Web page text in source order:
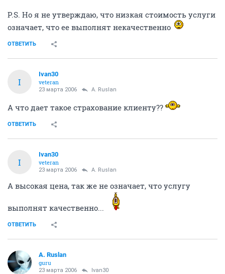
P.S. Но я не утверждаю, что низкая стоимость услуги
означает, что ее выполнят некачественно
ОТВЕТИТЬ
I
Ivan30
veteran
23 марта 2006 A. Ruslan
А что дает такое страхование клиенту??
ОТВЕТИТЬ
I
Ivan30
veteran
23 марта 2006 A. Ruslan
А высокая цена, так же не означает, что услугу
выполнят качественно...
ОТВЕТИТЬ
A. Ruslan
guru
23 марта 2006 Ivan30